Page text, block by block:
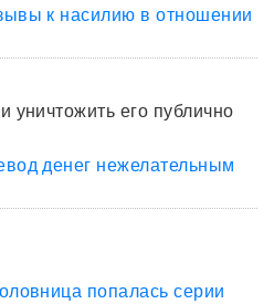
к насилию в отношении
уничтожить его публично
денег нежелательным
попалась серии